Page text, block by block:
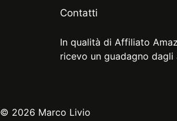
Contatti
In qualità di Affiliato
ricevo un guadagno dagli
© 2026 Marco Livio